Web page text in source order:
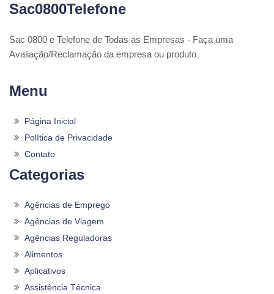
Sac0800Telefone
Sac 0800 e Telefone de Todas as Empresas - Faça uma
Avaliação/Reclamação da empresa ou produto
Menu
Página Inicial
Política de Privacidade
Contato
Categorias
Agências de Emprego
Agências de Viagem
Agências Reguladoras
Alimentos
Aplicativos
Assistência Técnica